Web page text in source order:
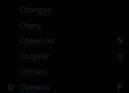
Changan
Chery
Chevrolet
Chrysler
Citroen
D
Daewoo
N
O
P